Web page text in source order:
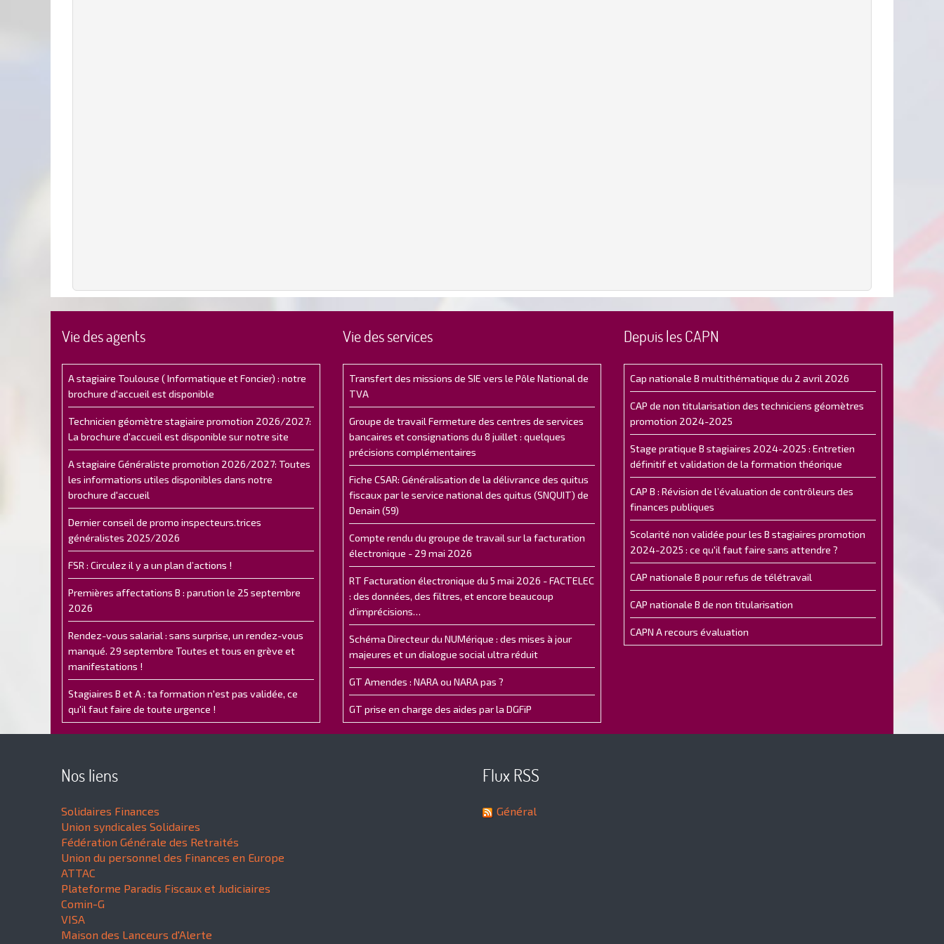
Vie des agents
A stagiaire Toulouse ( Informatique et Foncier) : notre
brochure d'accueil est disponible
Technicien géomètre stagiaire promotion 2026/2027:
La brochure d'accueil est disponible sur notre site
A stagiaire Généraliste promotion 2026/2027: Toutes
les informations utiles disponibles dans notre
brochure d'accueil
Dernier conseil de promo inspecteurs.trices
généralistes 2025/2026
FSR : Circulez il y a un plan d’actions !
Premières affectations B : parution le 25 septembre
2026
Rendez-vous salarial : sans surprise, un rendez-vous
manqué. 29 septembre Toutes et tous en grève et
manifestations !
Stagiaires B et A : ta formation n'est pas validée, ce
qu'il faut faire de toute urgence !
Vie des services
Transfert des missions de SIE vers le Pôle National de
TVA
Groupe de travail Fermeture des centres de services
bancaires et consignations du 8 juillet : quelques
précisions complémentaires
Fiche CSAR: Généralisation de la délivrance des quitus
fiscaux par le service national des quitus (SNQUIT) de
Denain (59)
Compte rendu du groupe de travail sur la facturation
électronique - 29 mai 2026
RT Facturation électronique du 5 mai 2026 - FACTELEC
: des données, des filtres, et encore beaucoup
d’imprécisions…
Schéma Directeur du NUMérique : des mises à jour
majeures et un dialogue social ultra réduit
GT Amendes : NARA ou NARA pas ?
GT prise en charge des aides par la DGFiP
Depuis les CAPN
Cap nationale B multithématique du 2 avril 2026
CAP de non titularisation des techniciens géomètres
promotion 2024-2025
Stage pratique B stagiaires 2024-2025 : Entretien
définitif et validation de la formation théorique
CAP B : Révision de l’évaluation de contrôleurs des
finances publiques
Scolarité non validée pour les B stagiaires promotion
2024-2025 : ce qu'il faut faire sans attendre ?
CAP nationale B pour refus de télétravail
CAP nationale B de non titularisation
CAPN A recours évaluation
Nos liens
Solidaires Finances
Union syndicales Solidaires
Fédération Générale des Retraités
Union du personnel des Finances en Europe
ATTAC
Plateforme Paradis Fiscaux et Judiciaires
Comin-G
VISA
Maison des Lanceurs d'Alerte
Flux RSS
Général